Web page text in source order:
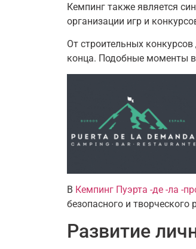
Кемпинг также является
организации игр и
От строительных
конца. Подобные моменты
В Кемпинг Пуэрта -де -ла -
безопасного и творческого
Развитие